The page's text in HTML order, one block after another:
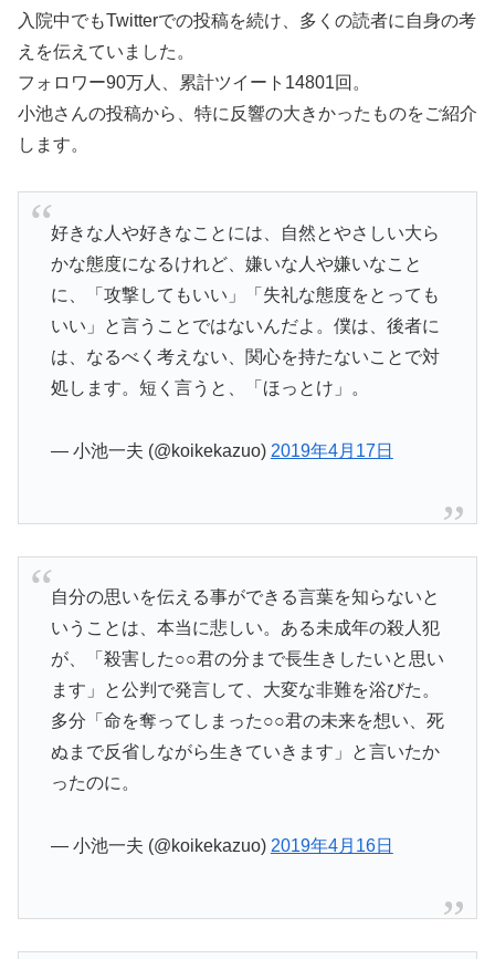
入院中でもTwitterでの投稿を続け、多くの読者に自身の考
えを伝えていました。
フォロワー90万人、累計ツイート14801回。
小池さんの投稿から、特に反響の大きかったものをご紹介
します。
好きな人や好きなことには、自然とやさしい大ら
かな態度になるけれど、嫌いな人や嫌いなこと
に、「攻撃してもいい」「失礼な態度をとっても
いい」と言うことではないんだよ。僕は、後者に
は、なるべく考えない、関心を持たないことで対
処します。短く言うと、「ほっとけ」。
— 小池一夫 (@koikekazuo) 2019年4月17日
自分の思いを伝える事ができる言葉を知らないと
いうことは、本当に悲しい。ある未成年の殺人犯
が、「殺害した○○君の分まで長生きしたいと思い
ます」と公判で発言して、大変な非難を浴びた。
多分「命を奪ってしまった○○君の未来を想い、死
ぬまで反省しながら生きていきます」と言いたか
ったのに。
— 小池一夫 (@koikekazuo) 2019年4月16日